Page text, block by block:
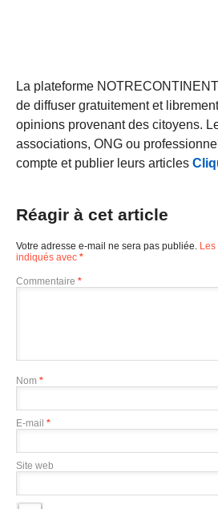
La plateforme
de diffuser gratuitement et
opinions provenant des citoyens.
associations, ONG ou
compte et publier leurs articles
Réagir à cet article
Votre adresse e-mail ne sera pas publiée.
indiqués avec *
Commentaire *
Nom *
E-mail *
Site web